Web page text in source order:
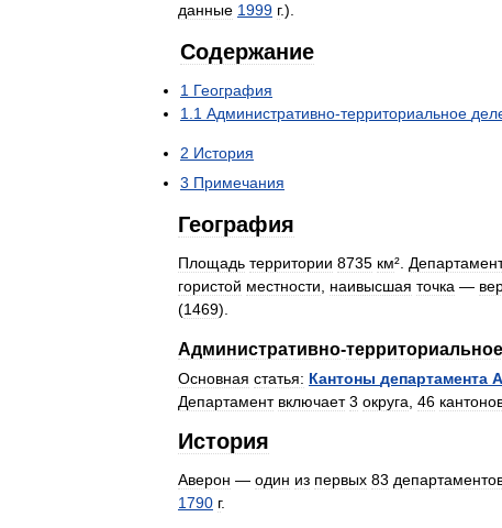
данные 1999 г.).
Содержание
1 География
1 1 Административно-территориальное
2 История
3 Примечания
География
Площадь территории 8735 км².
гористой местности наивысшая точка —
(1469).
Административно-территориальное
Основная статья: Кантоны департамента
Департамент включает 3 округа 46
История
Аверон — один из первых 83
1790 г.